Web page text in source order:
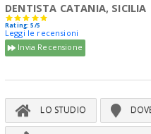
DENTISTA CATANIA, SICILIA
Rating: 5/5
Leggi le recensioni
Invia Recensione
LO STUDIO